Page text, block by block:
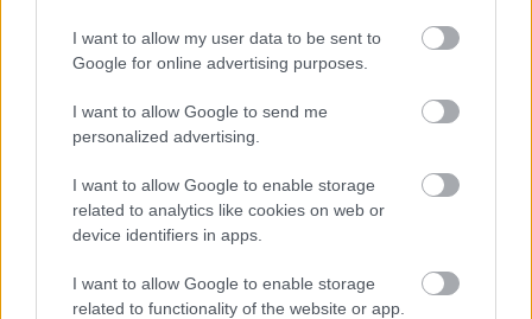
I want to allow my user data to be sent to
Google for online advertising purposes.
I want to allow Google to send me
personalized advertising.
I want to allow Google to enable storage
related to analytics like cookies on web or
device identifiers in apps.
I want to allow Google to enable storage
related to functionality of the website or app.
Majka koncert, jóga szeánsz, “borhajózás” és egy csomó minden
Szólj hozzá!